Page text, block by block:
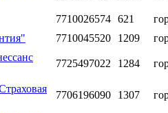
7710026574 621
7710045520 1209
7725497022 1284
7706196090 1307